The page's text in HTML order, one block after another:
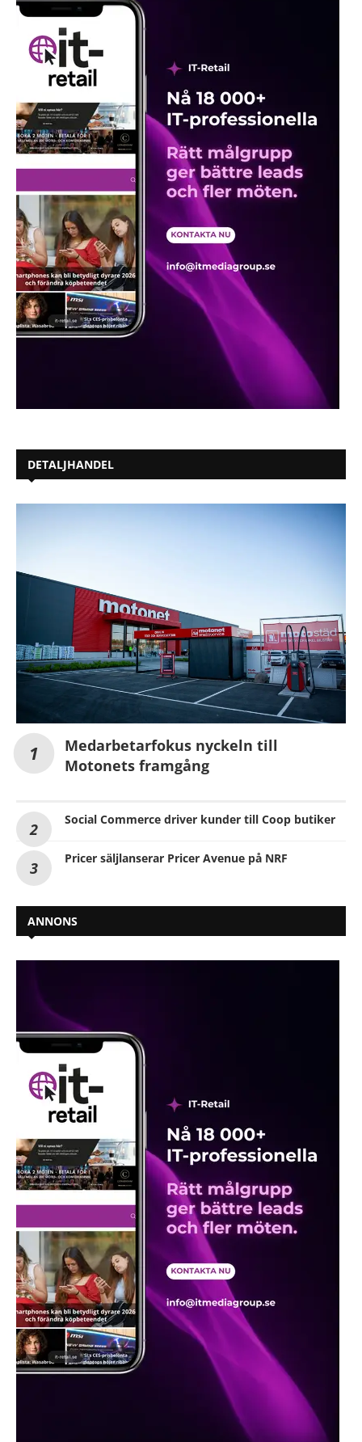
DETALJHANDEL
Medarbetarfokus nyckeln till
Motonets framgång
Social Commerce driver kunder till Coop butiker
Pricer säljlanserar Pricer Avenue på NRF
ANNONS